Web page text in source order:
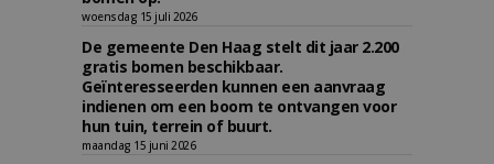
woensdag 15 juli 2026
De gemeente Den Haag stelt dit jaar 2.200
gratis bomen beschikbaar.
Geïnteresseerden kunnen een aanvraag
indienen om een boom te ontvangen voor
hun tuin, terrein of buurt.
maandag 15 juni 2026